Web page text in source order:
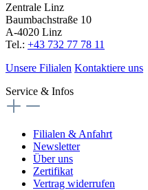
Zentrale Linz
Baumbachstraße 10
A-4020 Linz
Tel.: +43 732 77 78 11
Unsere Filialen Kontaktiere uns
Service & Infos
Filialen & Anfahrt
Newsletter
Über uns
Zertifikat
Vertrag widerrufen